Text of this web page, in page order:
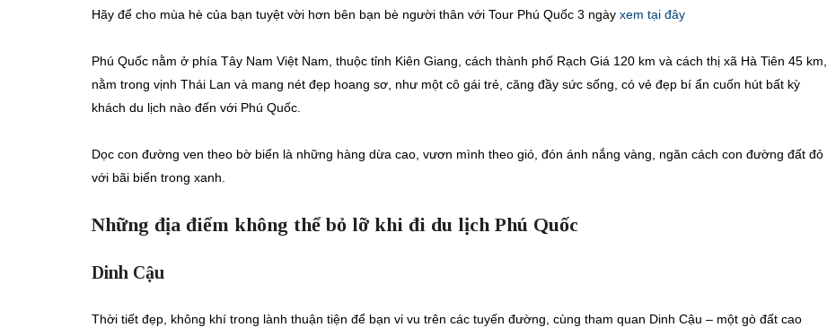
Hãy để cho mùa hè của bạn tuyệt vời hơn bên bạn bè người thân với Tour Phú Quốc 3 ngày xem tại đây
Phú Quốc nằm ở phía Tây Nam Việt Nam, thuộc tỉnh Kiên Giang, cách thành phố Rạch Giá 120 km và cách thị xã Hà Tiên 45 km,
nằm trong vịnh Thái Lan và mang nét đẹp hoang sơ, như một cô gái trẻ, căng đầy sức sống, có vẻ đẹp bí ẩn cuốn hút bất kỳ
khách du lịch nào đến với Phú Quốc.
Dọc con đường ven theo bờ biển là những hàng dừa cao, vươn mình theo gió, đón ánh nắng vàng, ngăn cách con đường đất đỏ
với bãi biển trong xanh.
Những địa điểm không thể bỏ lỡ khi đi du lịch Phú Quốc
Dinh Cậu
Thời tiết đẹp, không khí trong lành thuận tiện để bạn vi vu trên các tuyến đường, cùng tham quan Dinh Cậu – một gò đất cao